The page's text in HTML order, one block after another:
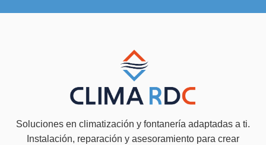
Soluciones en climatización y fontanería adaptadas a ti.
Instalación, reparación y asesoramiento para crear